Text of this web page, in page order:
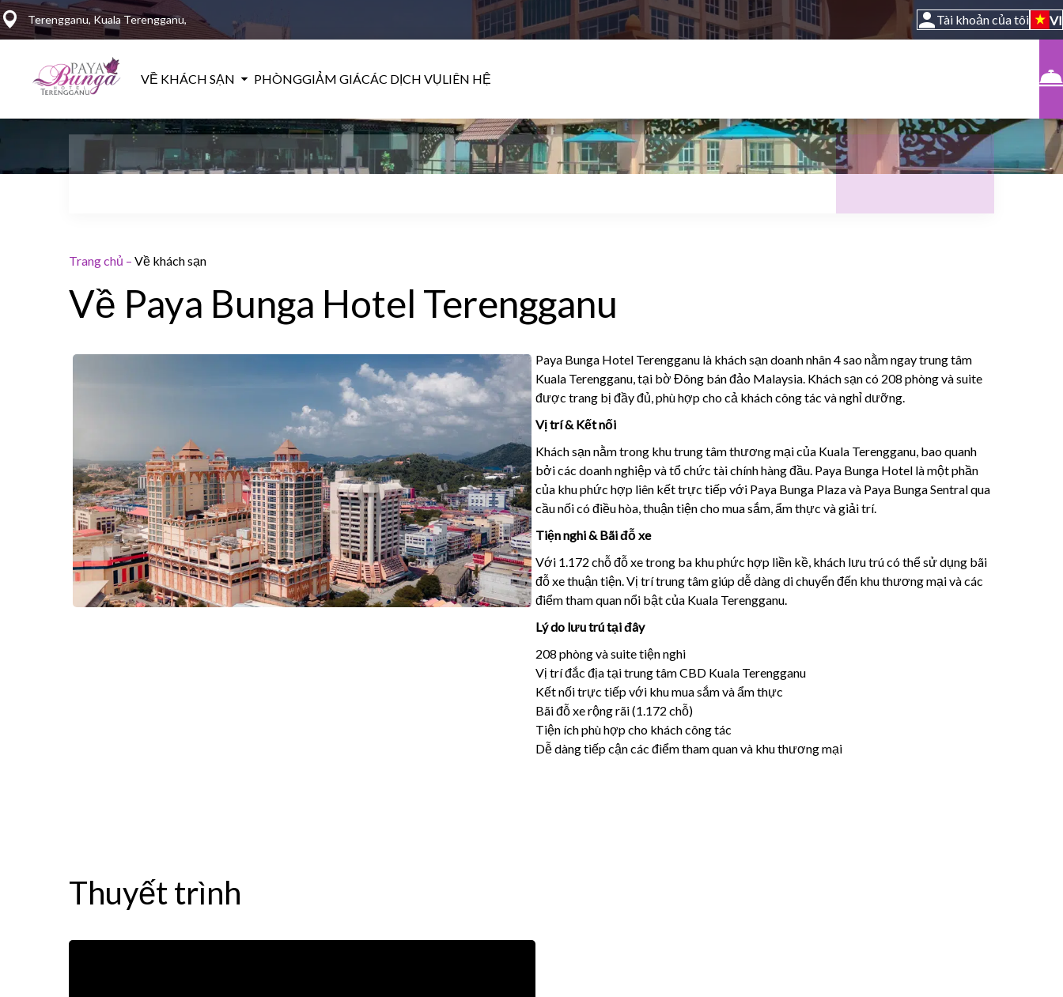
Terengganu, Kuala Terengganu, Tài khoản của tôi VI
VỀ KHÁCH SẠN PHÒNGGIẢM GIÁCÁC DỊCH VỤLIÊN HỆ
Trang chủ – Về khách sạn
Về Paya Bunga Hotel Terengganu
Paya Bunga Hotel Terengganu là khách sạn doanh nhân 4 sao nằm ngay trung tâm
Kuala Terengganu, tại bờ Đông bán đảo Malaysia. Khách sạn có 208 phòng và suite
được trang bị đầy đủ, phù hợp cho cả khách công tác và nghỉ dưỡng.
Vị trí & Kết nối
Khách sạn nằm trong khu trung tâm thương mại của Kuala Terengganu, bao quanh
bởi các doanh nghiệp và tổ chức tài chính hàng đầu. Paya Bunga Hotel là một phần
của khu phức hợp liên kết trực tiếp với Paya Bunga Plaza và Paya Bunga Sentral qua
cầu nối có điều hòa, thuận tiện cho mua sắm, ẩm thực và giải trí.
Tiện nghi & Bãi đỗ xe
Với 1.172 chỗ đỗ xe trong ba khu phức hợp liền kề, khách lưu trú có thể sử dụng bãi
đỗ xe thuận tiện. Vị trí trung tâm giúp dễ dàng di chuyển đến khu thương mại và các
điểm tham quan nổi bật của Kuala Terengganu.
Lý do lưu trú tại đây
208 phòng và suite tiện nghi
Vị trí đắc địa tại trung tâm CBD Kuala Terengganu
Kết nối trực tiếp với khu mua sắm và ẩm thực
Bãi đỗ xe rộng rãi (1.172 chỗ)
Tiện ích phù hợp cho khách công tác
Dễ dàng tiếp cận các điểm tham quan và khu thương mại
Thuyết trình